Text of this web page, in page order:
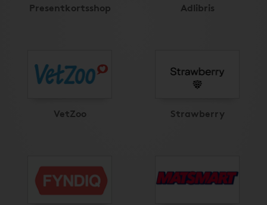
Presentkortsshop Adlibris
VetZoo Strawberry